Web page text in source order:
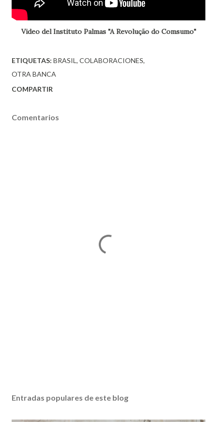
Video del Instituto Palmas "A Revolução do Comsumo"
ETIQUETAS: BRASIL COLABORACIONES
OTRA BANCA
COMPARTIR
Comentarios
Entradas populares de este blog